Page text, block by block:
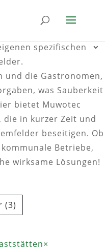
spezifischen
und die Gastronomen,
was Sauberkeit
bietet Muwotec
in kurzer Zeit und
beseitigen. Ob
Betriebe,
wirksame Lösungen!
(3)
×